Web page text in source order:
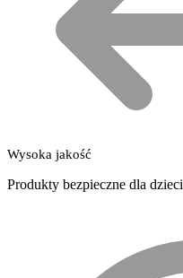
Wysoka jakość
Produkty bezpieczne dla dzieci